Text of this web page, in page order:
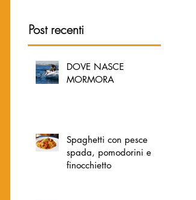
Post recenti
DOVE NASCE
MORMORA
Spaghetti con pesce
spada, pomodorini e
finocchietto